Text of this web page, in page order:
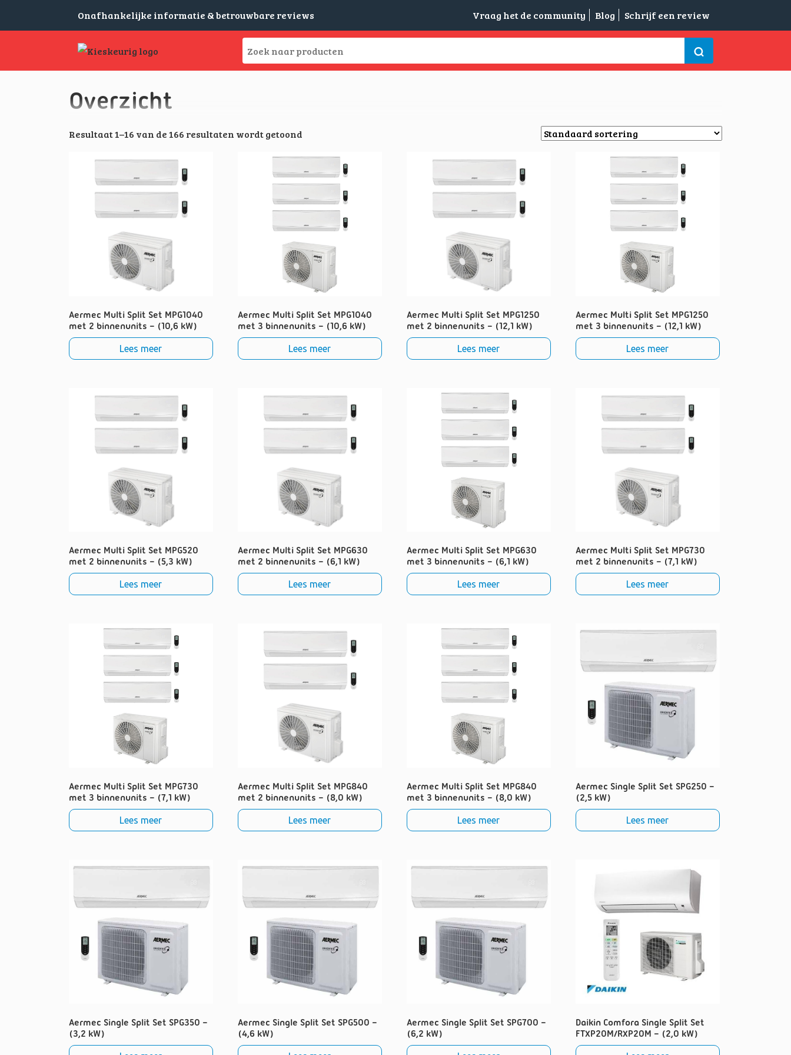
Onafhankelijke informatie & betrouwbare reviews Vraag het de community Blog Schrijf een review
Overzicht
Resultaat 1–16 van de 166 resultaten wordt getoond
Aermec Multi Split Set MPG1040
met 2 binnenunits – (10,6 kW)
Lees meer
Aermec Multi Split Set MPG1040
met 3 binnenunits – (10,6 kW)
Lees meer
Aermec Multi Split Set MPG1250
met 2 binnenunits – (12,1 kW)
Lees meer
Aermec Multi Split Set MPG1250
met 3 binnenunits – (12,1 kW)
Lees meer
Aermec Multi Split Set MPG520
met 2 binnenunits – (5,3 kW)
Lees meer
Aermec Multi Split Set MPG630
met 2 binnenunits – (6,1 kW)
Lees meer
Aermec Multi Split Set MPG630
met 3 binnenunits – (6,1 kW)
Lees meer
Aermec Multi Split Set MPG730
met 2 binnenunits – (7,1 kW)
Lees meer
Aermec Multi Split Set MPG730
met 3 binnenunits – (7,1 kW)
Lees meer
Aermec Multi Split Set MPG840
met 2 binnenunits – (8,0 kW)
Lees meer
Aermec Multi Split Set MPG840
met 3 binnenunits – (8,0 kW)
Lees meer
Aermec Single Split Set SPG250 –
(2,5 kW)
Lees meer
Aermec Single Split Set SPG350 –
(3,2 kW)
Aermec Single Split Set SPG500 –
(4,6 kW)
Aermec Single Split Set SPG700 –
(6,2 kW)
Daikin Comfora Single Split Set
FTXP20M/RXP20M – (2,0 kW)